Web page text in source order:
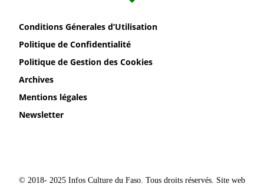
Conditions Génerales d’Utilisation
Politique de Confidentialité
Politique de Gestion des Cookies
Archives
Mentions légales
Newsletter
© 2018- 2025 Infos Culture du Faso. Tous droits réservés. Site web